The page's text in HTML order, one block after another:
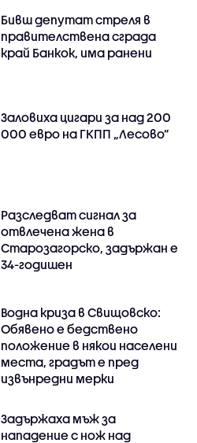
Бивш депутат стреля в
правителствена сграда
край Банкок, има ранени
Заловиха цигари за над 200
000 евро на ГКПП „Лесово”
Разследват сигнал за
отвлечена жена в
Старозагорско, задържан е
34-годишен
Водна криза в Свищовско:
Обявено е бедствено
положение в някои населени
места, градът е пред
извънредни мерки
Задържаха мъж за
нападение с нож над